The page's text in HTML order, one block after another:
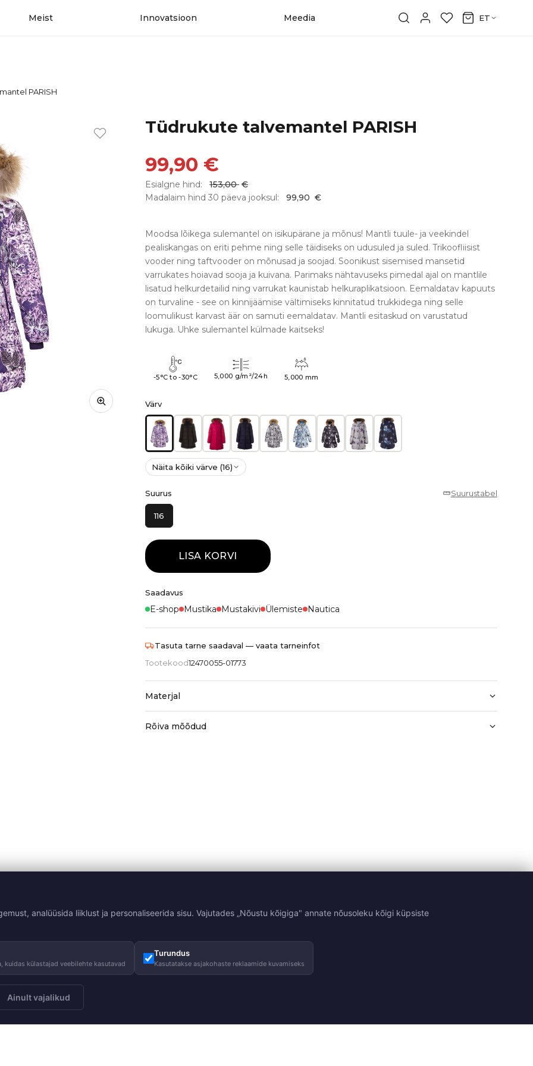
Meist Innovatsioon Meedia ET
PARISH
Tüdrukute talvemantel PARISH
99,90 €
Esialgne hind: 153,00 €
Madalaim hind 30 päeva jooksul:
99,90 €
Moodsa lõikega sulemantel on isikupärane ja mõnus! Mantli tuule- ja veekindel
pealiskangas on eriti pehme ning selle täidiseks on udusuled ja suled. Trikoofliisist
vooder ning taftvooder on mõnusad ja soojad. Soonikust sisemised mansetid
varrukates hoiavad sooja ja kuivana. Parimaks nähtavuseks pimedal ajal on mantlile
lisatud helkurdetailid ning varrukat kaunistab helkuraplikatsioon. Eemaldatav kapuuts
on turvaline - see on kinnijäämise vältimiseks kinnitatud trukkidega ning selle
loomulikust karvast äär on samuti eemaldatav. Mantli esitaskud on varustatud
lukuga. Uhke sulemantel külmade kaitseks!
-5°C to -30°C 5,000 g/m²/24h 5,000 mm
Värv
Näita kõiki värve (16)
Suurus Suurustabel
116
LISA KORVI
Saadavus
E-shop Mustika Mustakivi Ülemiste Nautica
Tasuta tarne saadaval — vaata tarneinfot
Tootekood12470055-01773
Materjal
Rõiva mõõdud
analüüsida liiklust ja personaliseerida sisu. Vajutades „Nõustu kõigiga" annate nõusoleku kõigi küpsiste
kuidas külastajad veebilehte kasutavad
Turundus
Kasutatakse asjakohaste reklaamide kuvamiseks
Ainult vajalikud